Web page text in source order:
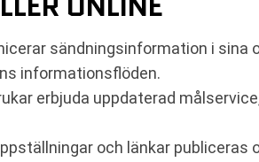
sändningsinformation i sina
informationsflöden.
erbjuda uppdaterad
och länkar